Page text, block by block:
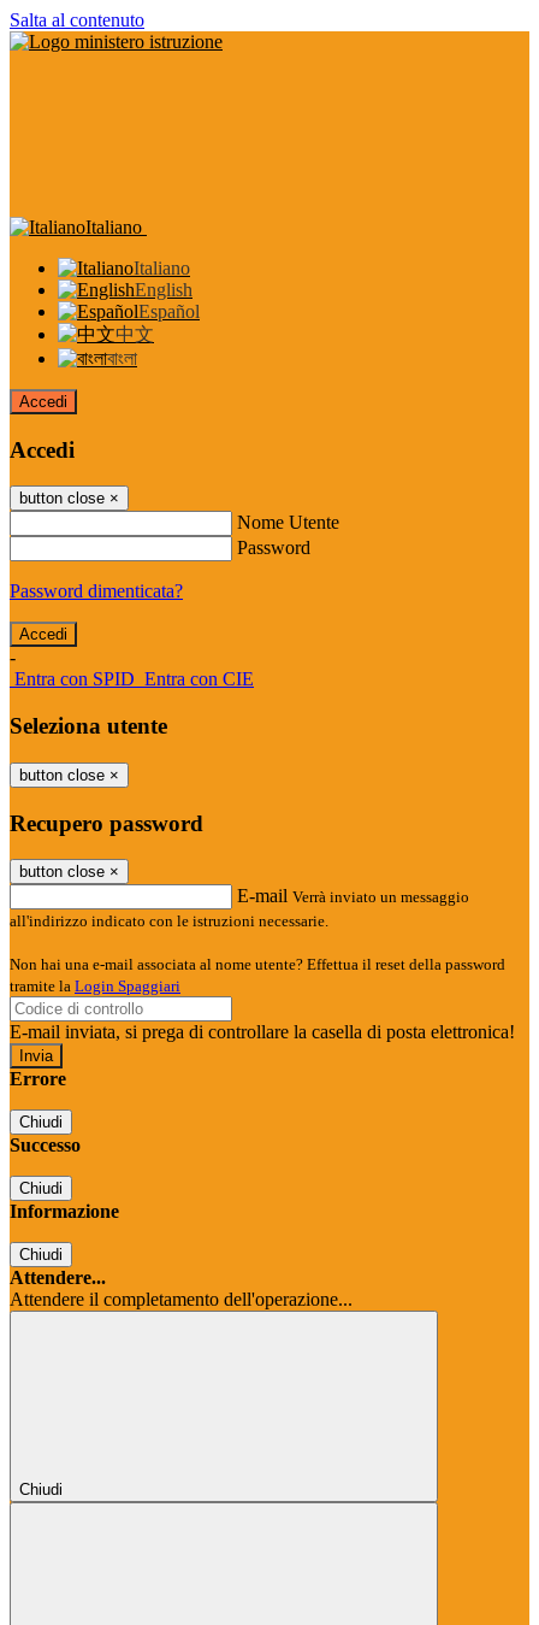
Salta al contenuto
Italiano
Italiano
English
Español
中文
বাংলা
Accedi
Accedi
button close ×
Nome Utente
Password
Password dimenticata?
-
Entra con SPID Entra con CIE
Seleziona utente
button close ×
Recupero password
button close ×
E-mail Verrà inviato un messaggio
all'indirizzo indicato con le istruzioni necessarie.
Non hai una e-mail associata al nome utente? Effettua il reset della password
tramite la Login Spaggiari
E-mail inviata, si prega di controllare la casella di posta elettronica!
Errore
Chiudi
Successo
Chiudi
Informazione
Chiudi
Attendere...
Attendere il completamento dell'operazione...
Chiudi